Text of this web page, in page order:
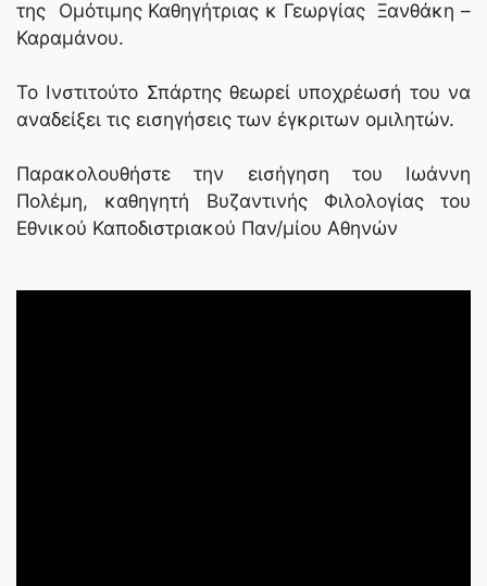
της Ομότιμης Καθηγήτριας κ Γεωργίας Ξανθάκη –
Καραμάνου.
Το Ινστιτούτο Σπάρτης θεωρεί υποχρέωσή του να
αναδείξει τις εισηγήσεις των έγκριτων ομιλητών.
Παρακολουθήστε την εισήγηση του Ιωάννη
Πολέμη, καθηγητή Βυζαντινής Φιλολογίας του
Εθνικού Καποδιστριακού Παν/μίου Αθηνών